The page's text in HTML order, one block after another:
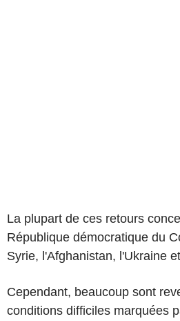
La plupart de ces retours
République démocratique du
Syrie, l'Afghanistan, l'Ukraine
Cependant, beaucoup sont
conditions difficiles marquées